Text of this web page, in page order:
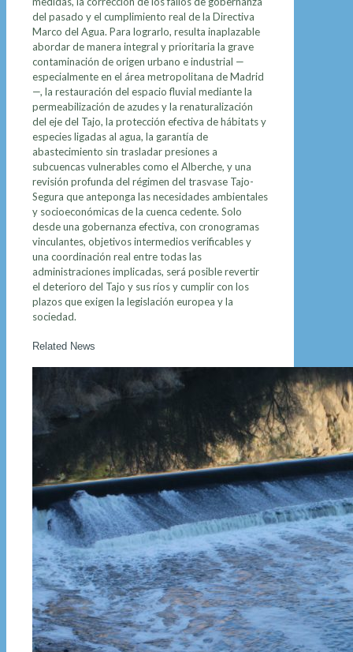
del pasado y el cumplimiento real de la Directiva
Marco del Agua. Para lograrlo, resulta inaplazable
abordar de manera integral y prioritaria la grave
contaminación de origen urbano e industrial —
especialmente en el área metropolitana de Madrid
—, la restauración del espacio fluvial mediante la
permeabilización de azudes y la renaturalización
del eje del Tajo, la protección efectiva de hábitats y
especies ligadas al agua, la garantía de
abastecimiento sin trasladar presiones a
subcuencas vulnerables como el Alberche, y una
revisión profunda del régimen del trasvase Tajo-
Segura que anteponga las necesidades ambientales
y socioeconómicas de la cuenca cedente. Solo
desde una gobernanza efectiva, con cronogramas
vinculantes, objetivos intermedios verificables y
una coordinación real entre todas las
administraciones implicadas, será posible revertir
el deterioro del Tajo y sus ríos y cumplir con los
plazos que exigen la legislación europea y la
sociedad.
Related News